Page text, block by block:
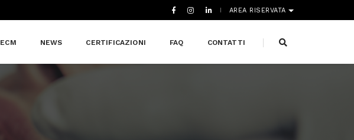
AREA RISERVATA
ECM NEWS CERTIFICAZIONI FAQ CONTATTI